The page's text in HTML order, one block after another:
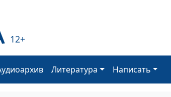
12+
Литература Написать